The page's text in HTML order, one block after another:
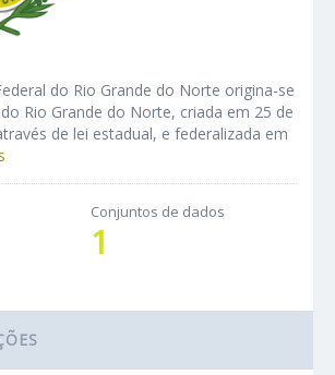
do Rio Grande do Norte origina-se
Rio Grande do Norte, criada em 25 de
de lei estadual, e federalizada em
Conjuntos de dados
1